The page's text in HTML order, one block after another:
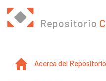
Acerca del Repositorio